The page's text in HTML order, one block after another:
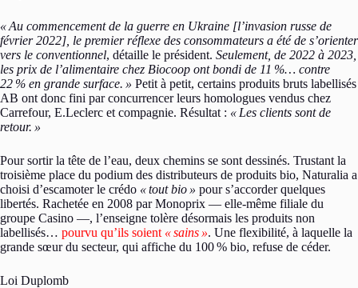
«Au commencement de la guerre en Ukraine [l’invasion russe de
février 2022], le premier réflexe des consommateurs a été de s’orienter
vers le conventionnel, détaille le président. Seulement, de 2022 à 2023,
les prix de l’alimentaire chez Biocoop ont bondi de 11 %… contre
22 % en grande surface. » Petit à petit, certains produits bruts labellisés
AB ont donc fini par concurrencer leurs homologues vendus chez
Carrefour, E.Leclerc et compagnie. Résultat : « Les clients sont de
retour. »
Pour sortir la tête de l’eau, deux chemins se sont dessinés. Trustant la
troisième place du podium des distributeurs de produits bio, Naturalia a
choisi d’escamoter le crédo «tout bio » pour s’accorder quelques
libertés. Rachetée en 2008 par Monoprix — elle-même filiale du
groupe Casino —, l’enseigne tolère désormais les produits non
labellisés… pourvu qu’ils soient «sains ». Une flexibilité, à laquelle la
grande sœur du secteur, qui affiche du 100% bio, refuse de céder.
Loi Duplomb